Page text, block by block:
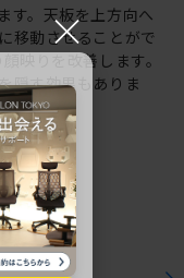
す。天板を上方向へ
移動させることがで
映りを改善します。
隠す効果もありま
×